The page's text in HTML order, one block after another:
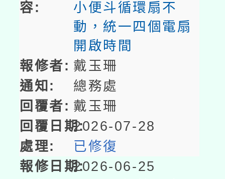
小便斗循環扇不
動，統一四個電扇
開啟時間
戴玉珊
總務處
戴玉珊
2026-07-28
已修復
2026-06-25